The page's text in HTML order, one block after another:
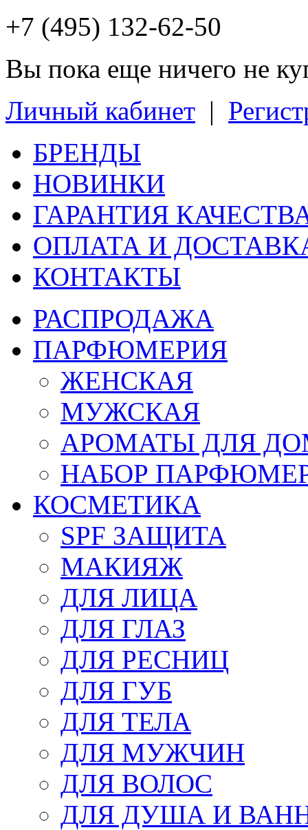
+7 (495) 132-62-50
Вы пока еще ничего не
Личный кабинет |
БРЕНДЫ
НОВИНКИ
ГАРАНТИЯ
ОПЛАТА И
КОНТАКТЫ
РАСПРОДАЖА
ПАРФЮМЕРИЯ
ЖЕНСКАЯ
МУЖСКАЯ
АРОМАТЫ ДЛЯ
НАБОР
КОСМЕТИКА
SPF ЗАЩИТА
МАКИЯЖ
ДЛЯ ЛИЦА
ДЛЯ ГЛАЗ
ДЛЯ РЕСНИЦ
ДЛЯ ГУБ
ДЛЯ ТЕЛА
ДЛЯ МУЖЧИН
ДЛЯ ВОЛОС
ДЛЯ ДУША И